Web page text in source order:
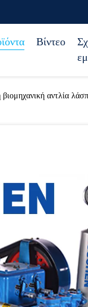
Βίντεο
βιομηχανική αντλία